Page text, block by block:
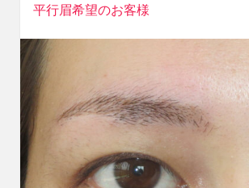
平行眉希望のお客様